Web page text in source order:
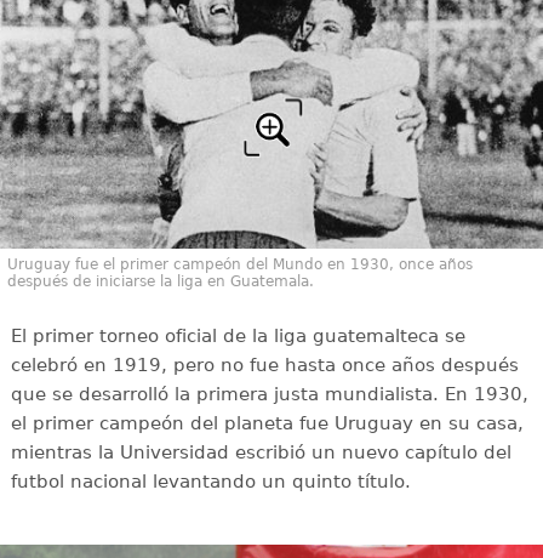
Uruguay fue el primer campeón del Mundo en 1930, once años
después de iniciarse la liga en Guatemala.
El primer torneo oficial de la liga guatemalteca se
celebró en 1919, pero no fue hasta once años después
que se desarrolló la primera justa mundialista. En 1930,
el primer campeón del planeta fue Uruguay en su casa,
mientras la Universidad escribió un nuevo capítulo del
futbol nacional levantando un quinto título.